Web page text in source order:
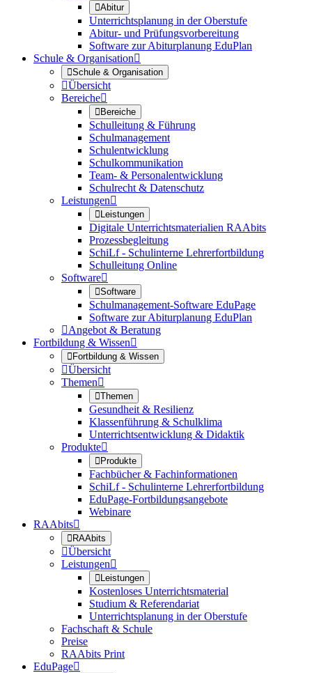
Abitur
Unterrichtsplanung in der Oberstufe
Abitur- und Prüfungsvorbereitung
Software zur Abiturplanung EduPlan
Schule & Organisation
Schule & Organisation
Übersicht
Bereiche
Bereiche
Schulleitung & Führung
Schulmanagement
Schulentwicklung
Schulkommunikation
Team- & Personalentwicklung
Schulrecht & Datenschutz
Leistungen
Leistungen
Digitale Unterrichtsmaterialien RAAbits
Prozessbegleitung
SchiLf - Schulinterne Lehrerfortbildung
Schulleitung Online
Software
Software
Schulmanagement-Software EduPage
Software zur Abiturplanung EduPlan
Angebot & Beratung
Fortbildung & Wissen
Fortbildung & Wissen
Übersicht
Themen
Themen
Gesundheit & Resilienz
Klassenführung & Schulklima
Unterrichtsentwicklung & Didaktik
Produkte
Produkte
Fachbücher & Fachinformationen
SchiLf - Schulinterne Lehrerfortbildung
EduPage-Fortbildungsangebote
Webinare
RAAbits
RAAbits
Übersicht
Leistungen
Leistungen
Kostenloses Unterrichtsmaterial
Studium & Referendariat
Unterrichtsplanung in der Oberstufe
Fachschaft & Schule
Preise
RAAbits Print
EduPage